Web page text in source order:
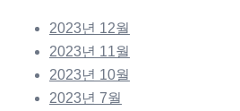
2023년 12월
2023년 11월
2023년 10월
2023년 7월